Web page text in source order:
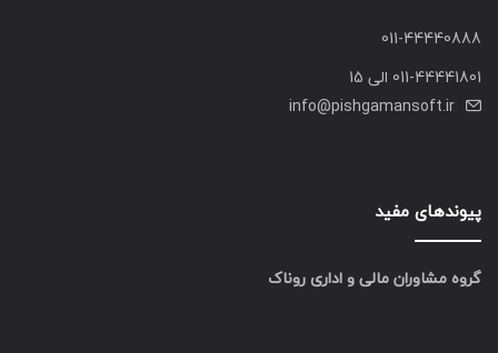
011-44440888
011-44441801 الی 15
info@pishgamansoft.ir
پیوندهای مفید
گروه مشاوران مالی و اداری روناک